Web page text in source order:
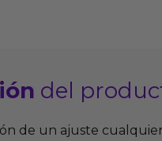
del
de un ajuste